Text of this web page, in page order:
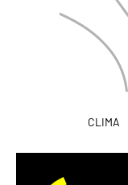
CLIMA